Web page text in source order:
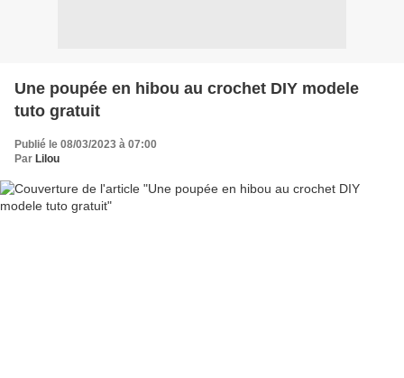
Une poupée en hibou au crochet DIY modele
tuto gratuit
Publié le 08/03/2023 à 07:00
Par Lilou